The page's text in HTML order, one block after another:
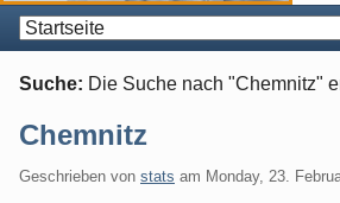
Navigation
Suche: Die Suche nach "Chemnitz"
Chemnitz
Geschrieben von stats am Monday, 23.